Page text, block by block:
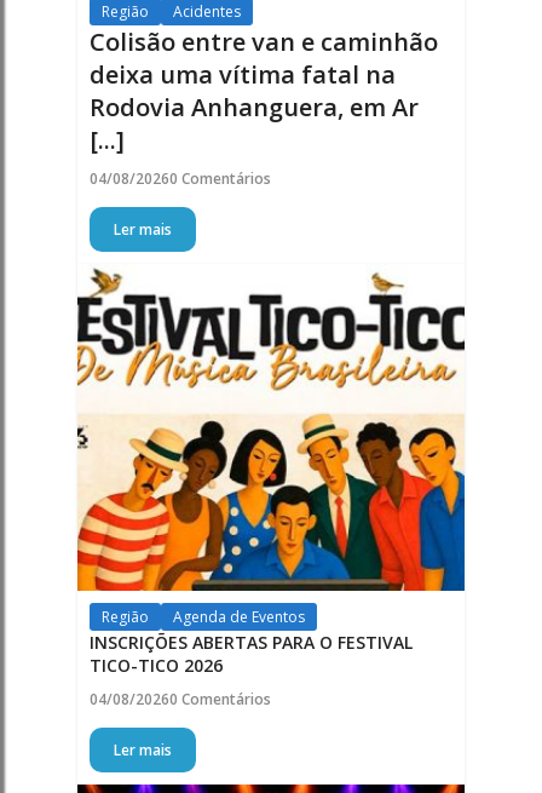
Região Acidentes
Colisão entre van e caminhão
deixa uma vítima fatal na
Rodovia Anhanguera, em Ar
[...]
04/08/20260 Comentários
Ler mais
Região Agenda de Eventos
INSCRIÇÕES ABERTAS PARA O FESTIVAL
TICO-TICO 2026
04/08/20260 Comentários
Ler mais